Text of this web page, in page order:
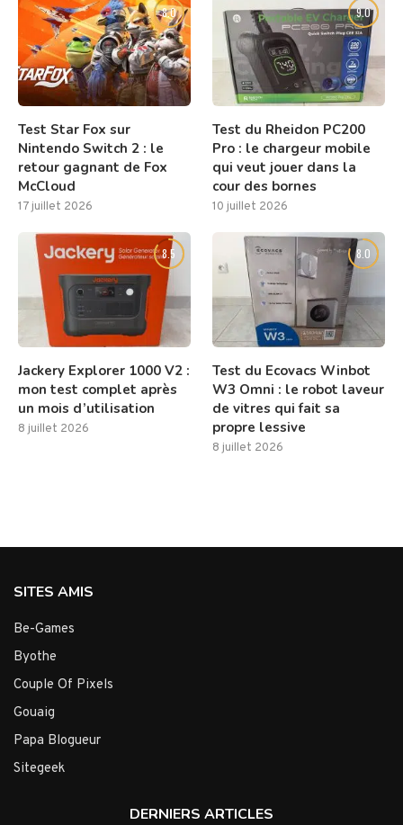
8.0
Test Star Fox sur
Nintendo Switch 2 : le
retour gagnant de Fox
McCloud
17 juillet 2026
9.0
Test du Rheidon PC200
Pro : le chargeur mobile
qui veut jouer dans la
cour des bornes
10 juillet 2026
8.5
Jackery Explorer 1000 V2 :
mon test complet après
un mois d’utilisation
8 juillet 2026
8.0
Test du Ecovacs Winbot
W3 Omni : le robot laveur
de vitres qui fait sa
propre lessive
8 juillet 2026
SITES AMIS
Be-Games
Byothe
Couple Of Pixels
Gouaig
Papa Blogueur
Sitegeek
DERNIERS ARTICLES